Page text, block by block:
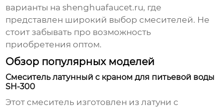
варианты наshenghuafaucet.ru, где
представлен широкий выбор смесителей. Не
стоит забывать про возможность
приобретения оптом.
Обзор популярных моделей
Смеситель латунный с краном для питьевой воды
SH-300
Этот смеситель изготовлен из латуни с